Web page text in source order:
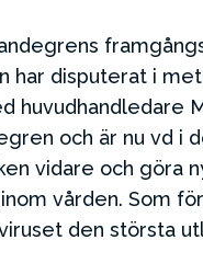
har disputerat i
huvudhandledare
och är nu vd i
vidare och göra
vården. Som
den största